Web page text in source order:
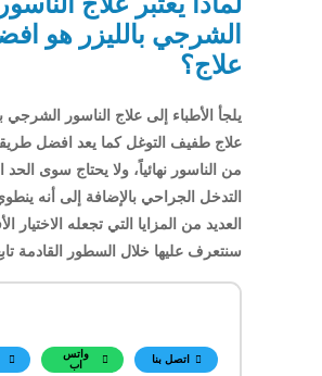
الشرجي بالليزر هو
علاج؟
يلجأ الأطباء إلى علاج الناسور الشرجي
علاج طفيف التوغل كما يعد افضل
من الناسور نهائياً، ولا يحتاج سوى الحد
التدخل الجراحي بالإضافة إلى أنه
العديد من المزايا التي تجعله الاختيار
سنتعرف عليها خلال السطور القادمة
اتصل بنا
واتس
اب